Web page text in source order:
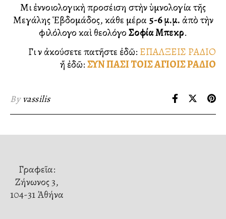
Μιὰ ἐννοιολογικὴ προσέγγιση στὴν ὑμνολογία τῆς
Μεγάλης Ἑβδομάδος, κάθε μέρα 5-6 μ.μ. ἀπὸ τὴν
φιλόλογο καὶ θεολόγοΣοφία Μπεκρῆ.
Γιὰ νὰ ἀκούσετε πατῆστε ἐδῶ: ΕΠΑΛΞΕΙΣ ΡΑΔΙΟ
ἤ ἐδῶ:ΣΥΝ ΠΑΣΙ ΤΟΙΣ ΑΓΙΟΙΣ ΡΑΔΙΟ
Byvassilis
Γραφεῖα:
Ζήνωνος 3,
104-31 Ἀθήνα